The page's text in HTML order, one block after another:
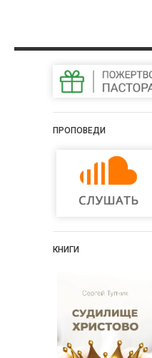
ПРОПОВЕДИ
КНИГИ